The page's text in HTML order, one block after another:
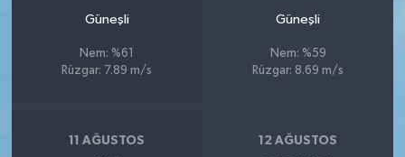
Güneşli
Nem: %61
Rüzgar: 7.89 m/s
Güneşli
Nem: %59
Rüzgar: 8.69 m/s
11 AĞUSTOS 12 AĞUSTOS